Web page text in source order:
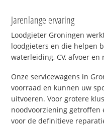
Jarenlange ervaring
Loodgieter Groningen
loodgieters en die helpen
waterleiding, CV, afvoer en
Onze servicewagens in
voorraad en kunnen uw
uitvoeren. Voor grotere
noodvoorziening getroffen
voor de definitieve